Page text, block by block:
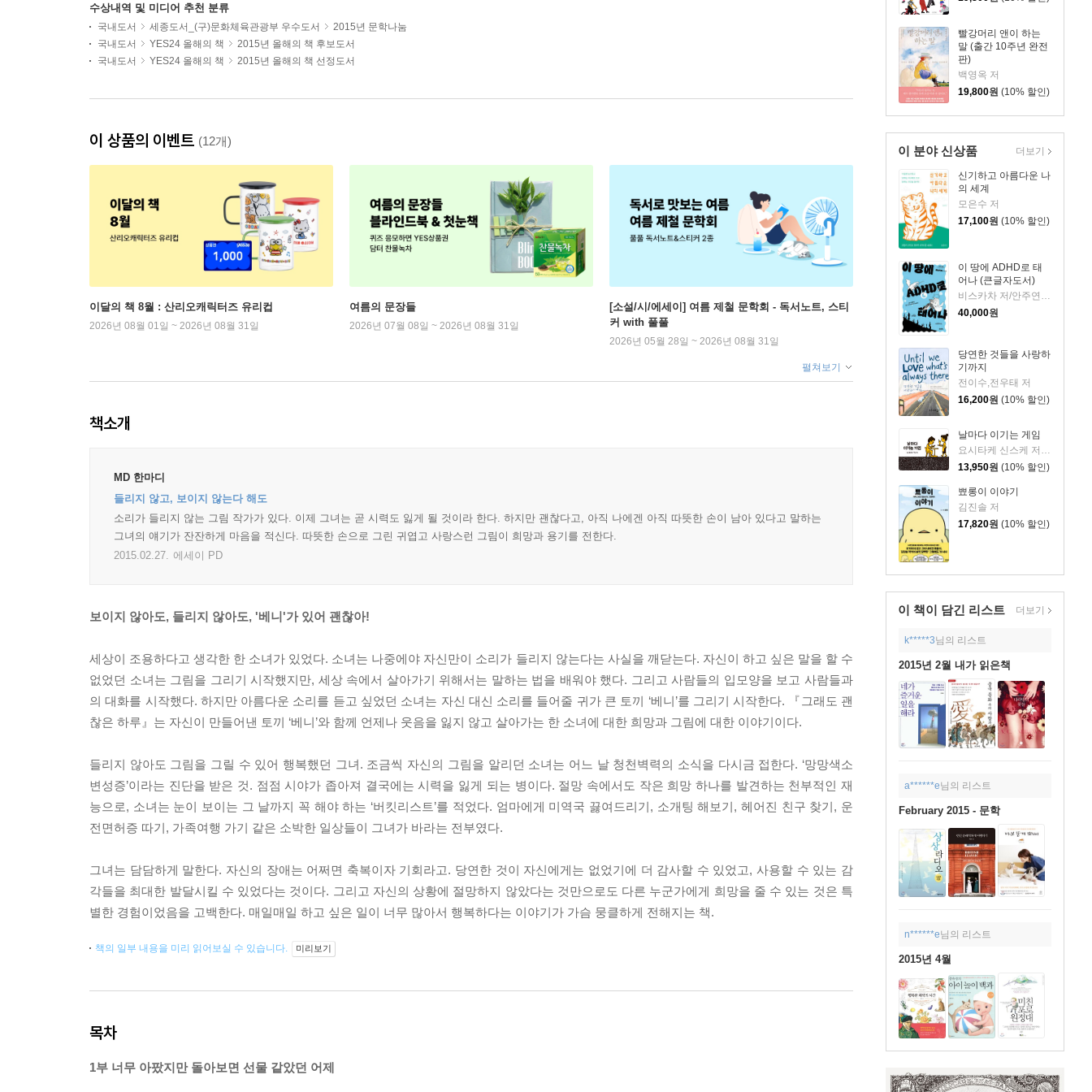
빨강머리 앤이 하는
말 (출간 10주년 완전
판)
백영옥 저
19,800원 (10% 할인)
이 분야 신상품
신기하고 아름다운 나
의 세계
모은수 저
17,100원 (10% 할인)
이 땅에 ADHD로 태
어나 (큰글자도서)
40,000원
당연한 것들을 사랑하
기까지
전이수,전우태 저
16,200원 (10% 할인)
날마다 이기는 게임
요시타케 신스케 저/이소담 역
13,950원 (10% 할인)
뾰롱이 이야기
김진솔 저
17,820원 (10% 할인)
더보기
이 책이 담긴 리스트 더보기
k*****3님의 리스트
2015년 2월 내가 읽은책
a******e님의 리스트
February 2015 - 문학
n******e님의 리스트
2015년 4월
수상내역 및 미디어 추천 분류
국내도서 세종도서_(구)문화체육관광부 우수도서
2015년 문학나눔
국내도서
YES24 올해의 책
2015년 올해의 책 후보도서
국내도서
YES24 올해의 책 2015년 올해의 책 선정도서
이 상품의 이벤트 (12개)
이달의 책 8월 : 산리오캐릭터즈 유리컵
2026년 08월 01일 ~ 2026년 08월 31일
여름의 문장들
2026년 07월 08일 ~ 2026년 08월 31일
[소설/시/에세이] 여름 제철 문학회 - 독서노트, 스티
커 with 풀풀
2026년 05월 28일 ~ 2026년 08월 31일
펼쳐보기
책소개
MD 한마디
들리지 않고, 보이지 않는다 해도
소리가 들리지 않는 그림 작가가 있다. 이제 그녀는 곧 시력도 잃게 될 것이라 한다. 하지만 괜찮다고, 아직 나에겐 아직 따뜻한 손이 남아 있다고 말하는
그녀의 얘기가 잔잔하게 마음을 적신다. 따뜻한 손으로 그린 귀엽고 사랑스런 그림이 희망과 용기를 전한다.
2015.02.27. 에세이 PD
보이지 않아도, 들리지 않아도, '베니'가 있어 괜찮아!
세상이 조용하다고 생각한 한 소녀가 있었다. 소녀는 나중에야 자신만이 소리가 들리지 않는다는 사실을 깨닫는다. 자신이 하고 싶은 말을 할 수
없었던 소녀는 그림을 그리기 시작했지만, 세상 속에서 살아가기 위해서는 말하는 법을 배워야 했다. 그리고 사람들의 입모양을 보고 사람들과
의 대화를 시작했다. 하지만 아름다운 소리를 듣고 싶었던 소녀는 자신 대신 소리를 들어줄 귀가 큰 토끼 ‘베니’를 그리기 시작한다. 『그래도 괜
찮은 하루』는 자신이 만들어낸 토끼 ‘베니’와 함께 언제나 웃음을 잃지 않고 살아가는 한 소녀에 대한 희망과 그림에 대한 이야기이다.
들리지 않아도 그림을 그릴 수 있어 행복했던 그녀. 조금씩 자신의 그림을 알리던 소녀는 어느 날 청천벽력의 소식을 다시금 접한다. ‘망망색소
변성증’이라는 진단을 받은 것. 점점 시야가 좁아져 결국에는 시력을 잃게 되는 병이다. 절망 속에서도 작은 희망 하나를 발견하는 천부적인 재
능으로, 소녀는 눈이 보이는 그 날까지 꼭 해야 하는 ‘버킷리스트’를 적었다. 엄마에게 미역국 끓여드리기, 소개팅 해보기, 헤어진 친구 찾기, 운
전면허증 따기, 가족여행 가기 같은 소박한 일상들이 그녀가 바라는 전부였다.
그녀는 담담하게 말한다. 자신의 장애는 어쩌면 축복이자 기회라고. 당연한 것이 자신에게는 없었기에 더 감사할 수 있었고, 사용할 수 있는 감
각들을 최대한 발달시킬 수 있었다는 것이다. 그리고 자신의 상황에 절망하지 않았다는 것만으로도 다른 누군가에게 희망을 줄 수 있는 것은 특
별한 경험이었음을 고백한다. 매일매일 하고 싶은 일이 너무 많아서 행복하다는 이야기가 가슴 뭉클하게 전해지는 책.
책의 일부 내용을 미리 읽어보실 수 있습니다. 미리보기
목차
1부 너무 아팠지만 돌아보면 선물 같았던 어제